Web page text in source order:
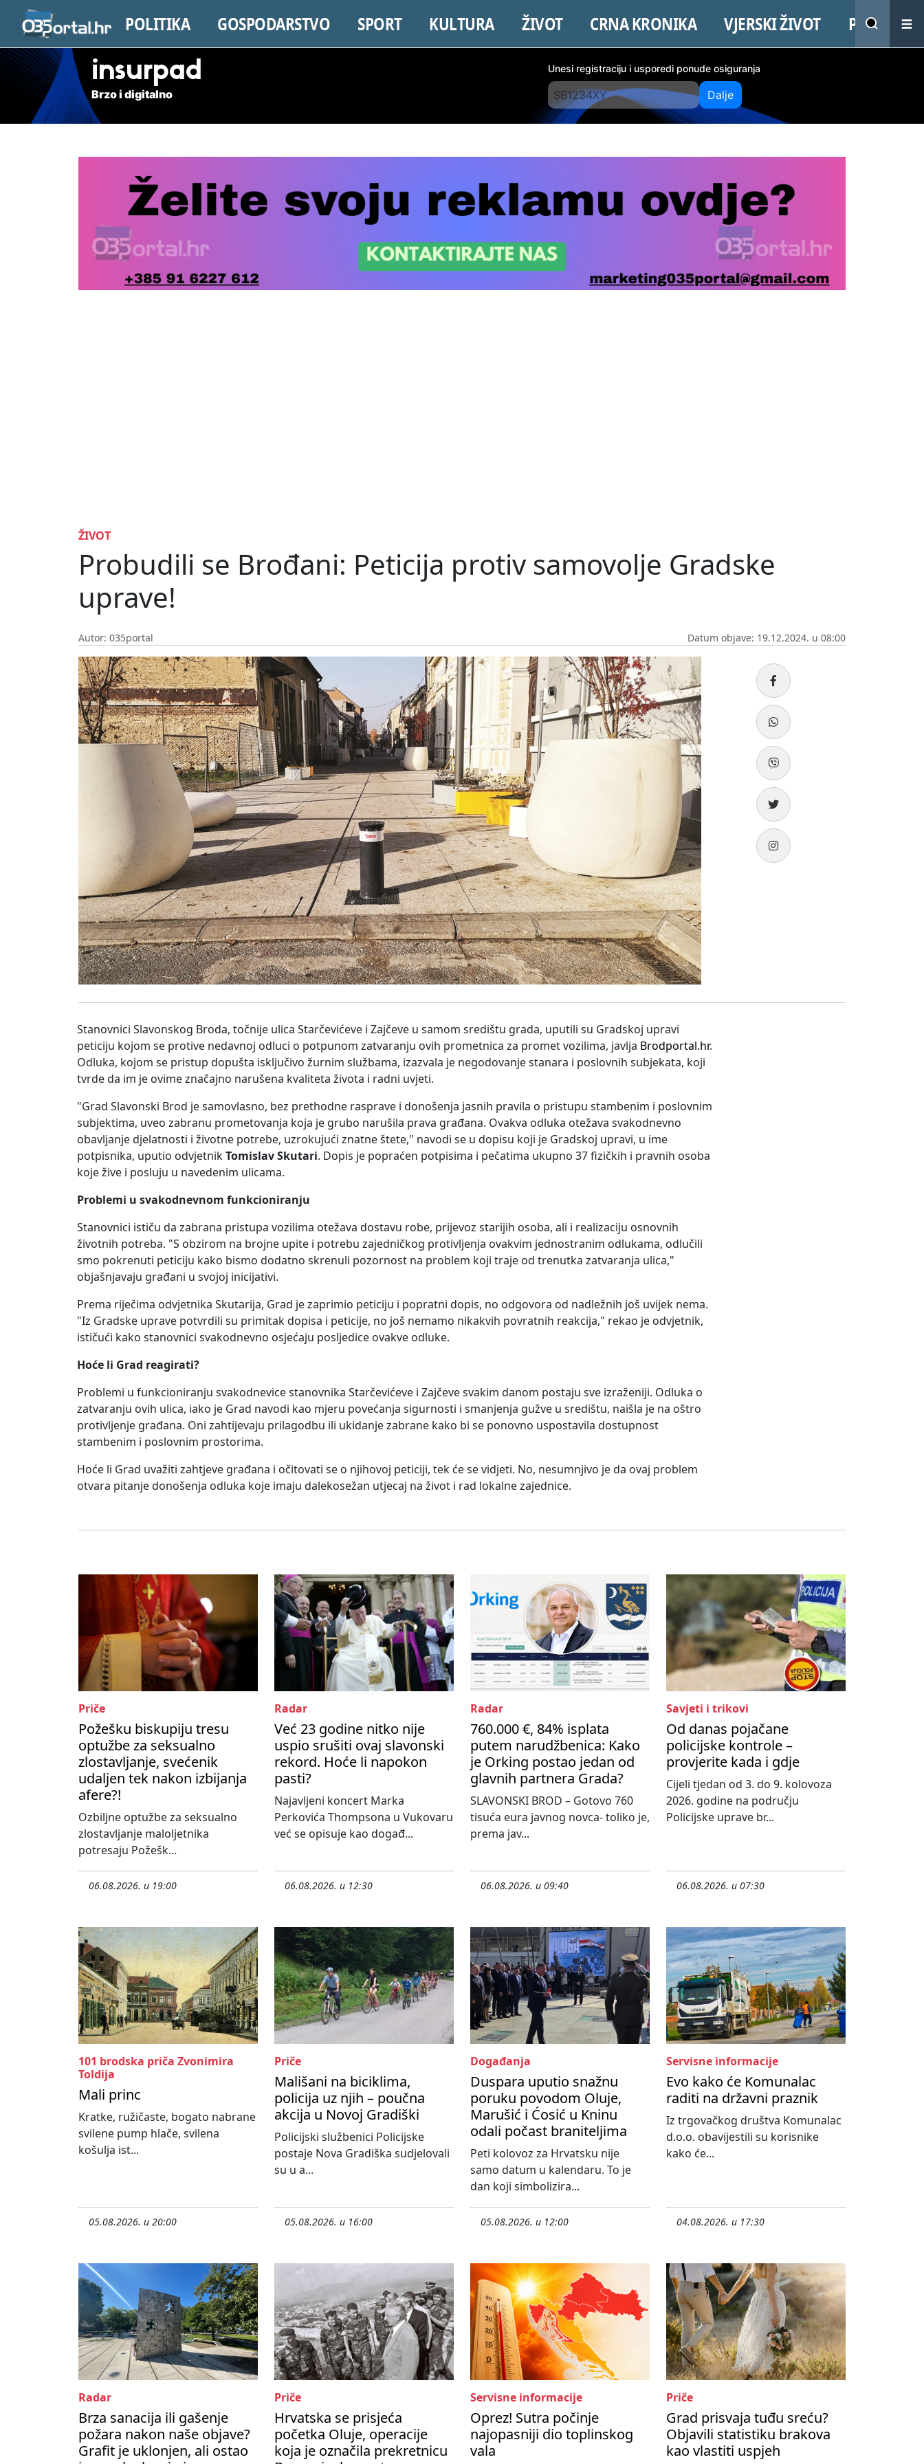
POLITIKA GOSPODARSTVO SPORT KULTURA ŽIVOT CRNA KRONIKA VJERSKI ŽIVOT PROMO
insurpad
Brzo i digitalno
Unesi registraciju i usporedi ponude osiguranja
Dalje
ŽIVOT
Probudili se Brođani: Peticija protiv samovolje Gradske
uprave!
Autor: 035portal Datum objave: 19.12.2024. u 08:00
Stanovnici Slavonskog Broda, točnije ulica Starčevićeve i Zajčeve u samom središtu grada, uputili su Gradskoj upravi
peticiju kojom se protive nedavnoj odluci o potpunom zatvaranju ovih prometnica za promet vozilima, javlja Brodportal.hr.
Odluka, kojom se pristup dopušta isključivo žurnim službama, izazvala je negodovanje stanara i poslovnih subjekata, koji
tvrde da im je ovime značajno narušena kvaliteta života i radni uvjeti.
"Grad Slavonski Brod je samovlasno, bez prethodne rasprave i donošenja jasnih pravila o pristupu stambenim i poslovnim
subjektima, uveo zabranu prometovanja koja je grubo narušila prava građana. Ovakva odluka otežava svakodnevno
obavljanje djelatnosti i životne potrebe, uzrokujući znatne štete," navodi se u dopisu koji je Gradskoj upravi, u ime
potpisnika, uputio odvjetnikTomislav Skutari. Dopis je popraćen potpisima i pečatima ukupno 37 fizičkih i pravnih osoba
koje žive i posluju u navedenim ulicama.
Problemi u svakodnevnom funkcioniranju
Stanovnici ističu da zabrana pristupa vozilima otežava dostavu robe, prijevoz starijih osoba, ali i realizaciju osnovnih
životnih potreba. "S obzirom na brojne upite i potrebu zajedničkog protivljenja ovakvim jednostranim odlukama, odlučili
smo pokrenuti peticiju kako bismo dodatno skrenuli pozornost na problem koji traje od trenutka zatvaranja ulica,"
objašnjavaju građani u svojoj inicijativi.
Prema riječima odvjetnika Skutarija, Grad je zaprimio peticiju i popratni dopis, no odgovora od nadležnih još uvijek nema.
"Iz Gradske uprave potvrdili su primitak dopisa i peticije, no još nemamo nikakvih povratnih reakcija," rekao je odvjetnik,
ističući kako stanovnici svakodnevno osjećaju posljedice ovakve odluke.
Hoće li Grad reagirati?
Problemi u funkcioniranju svakodnevice stanovnika Starčevićeve i Zajčeve svakim danom postaju sve izraženiji. Odluka o
zatvaranju ovih ulica, iako je Grad navodi kao mjeru povećanja sigurnosti i smanjenja gužve u središtu, naišla je na oštro
protivljenje građana. Oni zahtijevaju prilagodbu ili ukidanje zabrane kako bi se ponovno uspostavila dostupnost
stambenim i poslovnim prostorima.
Hoće li Grad uvažiti zahtjeve građana i očitovati se o njihovoj peticiji, tek će se vidjeti. No, nesumnjivo je da ovaj problem
otvara pitanje donošenja odluka koje imaju dalekosežan utjecaj na život i rad lokalne zajednice.
Priče
Požešku biskupiju tresu
optužbe za seksualno
zlostavljanje, svećenik
udaljen tek nakon izbijanja
afere?!
Ozbiljne optužbe za seksualno
zlostavljanje maloljetnika
potresaju Požešk...
06.08.2026. u 19:00
Radar
Već 23 godine nitko nije
uspio srušiti ovaj slavonski
rekord. Hoće li napokon
pasti?
Najavljeni koncert Marka
Perkovića Thompsona u Vukovaru
već se opisuje kao događ...
06.08.2026. u 12:30
Radar
760.000 €, 84% isplata
putem narudžbenica: Kako
je Orking postao jedan od
glavnih partnera Grada?
SLAVONSKI BROD – Gotovo 760
tisuća eura javnog novca- toliko je,
prema jav...
06.08.2026. u 09:40
Savjeti i trikovi
Od danas pojačane
policijske kontrole –
provjerite kada i gdje
Cijeli tjedan od 3. do 9. kolovoza
2026. godine na području
Policijske uprave br...
06.08.2026. u 07:30
101 brodska priča Zvonimira
Toldija
Mali princ
Kratke, ružičaste, bogato nabrane
svilene pump hlače, svilena
košulja ist...
05.08.2026. u 20:00
Priče
Mališani na biciklima,
policija uz njih – poučna
akcija u Novoj Gradiški
Policijski službenici Policijske
postaje Nova Gradiška sudjelovali
su u a...
05.08.2026. u 16:00
Događanja
Duspara uputio snažnu
poruku povodom Oluje,
Marušić i Ćosić u Kninu
odali počast braniteljima
Peti kolovoz za Hrvatsku nije
samo datum u kalendaru. To je
dan koji simbolizira...
05.08.2026. u 12:00
Servisne informacije
Evo kako će Komunalac
raditi na državni praznik
Iz trgovačkog društva Komunalac
d.o.o. obavijestili su korisnike
kako će...
04.08.2026. u 17:30
Radar
Brza sanacija ili gašenje
požara nakon naše objave?
Grafit je uklonjen, ali ostao
Priče
Hrvatska se prisjeća
početka Oluje, operacije
koja je označila prekretnicu
Servisne informacije
Oprez! Sutra počinje
najopasniji dio toplinskog
vala
Priče
Grad prisvaja tuđu sreću?
Objavili statistiku brakova
kao vlastiti uspjeh